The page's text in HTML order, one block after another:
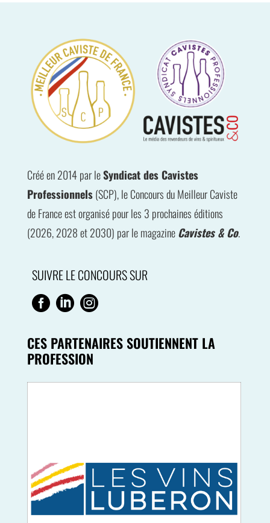
Créé en 2014 par leSyndicat des Cavistes
Professionnels(SCP), le Concours du Meilleur Caviste
de France est organisé pour les 3 prochaines éditions
(2026, 2028 et 2030) par le magazineCavistes & Co.
SUIVRE LE CONCOURS SUR
  
CES PARTENAIRES SOUTIENNENT LA
PROFESSION